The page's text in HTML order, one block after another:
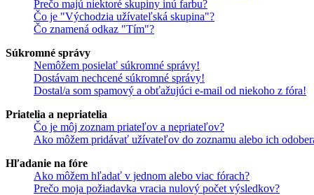
Prečo majú niektoré skupiny inú farbu?
Čo je "Východzia užívateľská skupina"?
Čo znamená odkaz "Tím"?
Súkromné správy
Nemôžem posielať súkromné správy!
Dostávam nechcené súkromné správy!
Dostal/a som spamový a obťažujúci e-mail od niekoho z fóra!
Priatelia a nepriatelia
Čo je môj zoznam priateľov a nepriateľov?
Ako môžem pridávať užívateľov do zoznamu alebo ich
Hľadanie na fóre
Ako môžem hľadať v jednom alebo viac fórach?
Prečo moja požiadavka vracia nulový počet výsledkov?